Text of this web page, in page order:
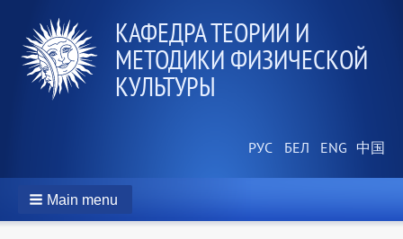
КАФЕДРА ТЕОРИИ И
МЕТОДИКИ ФИЗИЧЕСКОЙ
КУЛЬТУРЫ
Main menu